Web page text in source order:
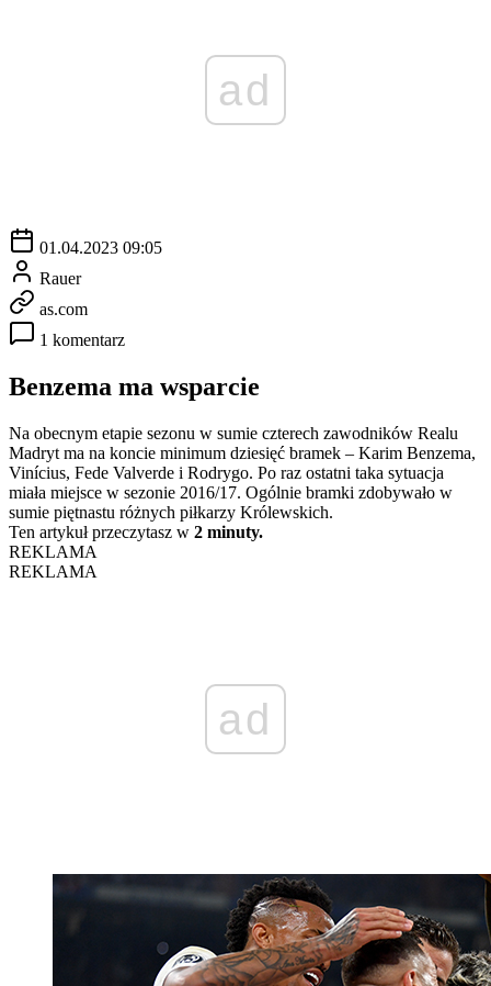
ad
01.04.2023 09:05
Rauer
as.com
1 komentarz
Benzema ma wsparcie
Na obecnym etapie sezonu w sumie czterech zawodników Realu
Madryt ma na koncie minimum dziesięć bramek – Karim Benzema,
Vinícius, Fede Valverde i Rodrygo. Po raz ostatni taka sytuacja
miała miejsce w sezonie 2016/17. Ogólnie bramki zdobywało w
sumie piętnastu różnych piłkarzy Królewskich.
Ten artykuł przeczytasz w 2 minuty.
REKLAMA
REKLAMA
ad